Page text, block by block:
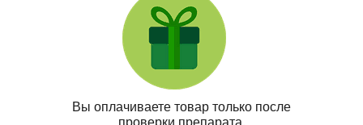
Вы оплачиваете товар только после